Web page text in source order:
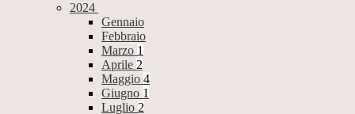
2024
Gennaio
Febbraio
Marzo 1
Aprile 2
Maggio 4
Giugno 1
Luglio 2